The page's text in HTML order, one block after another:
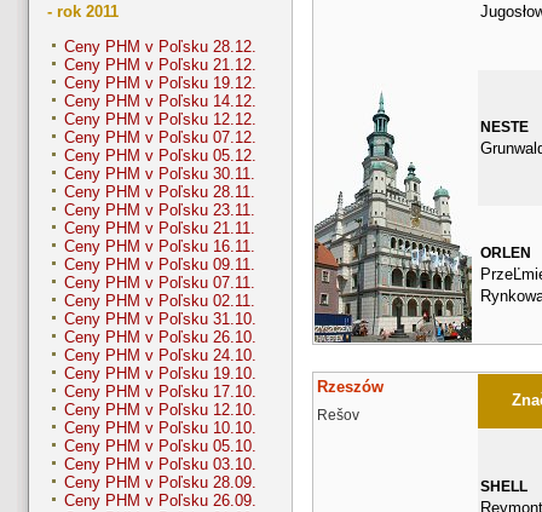
- rok 2011
Ceny PHM v Poľsku 28.12.
Ceny PHM v Poľsku 21.12.
Ceny PHM v Poľsku 19.12.
Ceny PHM v Poľsku 14.12.
Ceny PHM v Poľsku 12.12.
Ceny PHM v Poľsku 07.12.
Ceny PHM v Poľsku 05.12.
Ceny PHM v Poľsku 30.11.
Ceny PHM v Poľsku 28.11.
Ceny PHM v Poľsku 23.11.
Ceny PHM v Poľsku 21.11.
Ceny PHM v Poľsku 16.11.
Ceny PHM v Poľsku 09.11.
Ceny PHM v Poľsku 07.11.
Ceny PHM v Poľsku 02.11.
Ceny PHM v Poľsku 31.10.
Ceny PHM v Poľsku 26.10.
Ceny PHM v Poľsku 24.10.
Ceny PHM v Poľsku 19.10.
Ceny PHM v Poľsku 17.10.
Ceny PHM v Poľsku 12.10.
Ceny PHM v Poľsku 10.10.
Ceny PHM v Poľsku 05.10.
Ceny PHM v Poľsku 03.10.
Ceny PHM v Poľsku 28.09.
Ceny PHM v Poľsku 26.09.
NESTE
ORLEN
Rzeszów
Rešov
SHELL